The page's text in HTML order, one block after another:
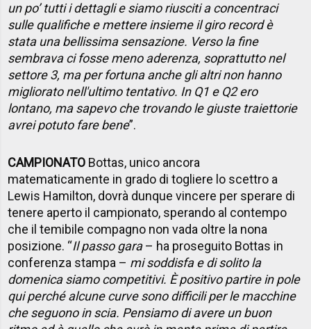
un po’ tutti i dettagli e siamo riusciti a concentraci
sulle qualifiche e mettere insieme il giro record è
stata una bellissima sensazione. Verso la fine
sembrava ci fosse meno aderenza, soprattutto nel
settore 3, ma per fortuna anche gli altri non hanno
migliorato nell'ultimo tentativo. In Q1 e Q2 ero
lontano, ma sapevo che trovando le giuste traiettorie
avrei potuto fare bene”.
CAMPIONATO Bottas, unico ancora
matematicamente in grado di togliere lo scettro a
Lewis Hamilton, dovrà dunque vincere per sperare di
tenere aperto il campionato, sperando al contempo
che il temibile compagno non vada oltre la nona
posizione. “Il passo gara– ha proseguito Bottas in
conferenza stampa – mi soddisfa e di solito la
domenica siamo competitivi. È positivo partire in pole
qui perché alcune curve sono difficili per le macchine
che seguono in scia. Pensiamo di avere un buon